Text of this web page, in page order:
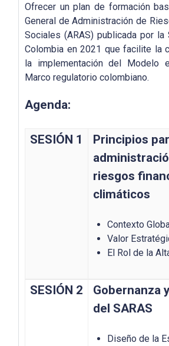
Ofrecer un plan de formación
General de Administración de
Sociales (ARAS) publicada por la
Colombia en 2021 que facilite la
la implementación del Modelo
Marco regulatorio colombiano.
Agenda:
SESIÓN 1
Principios
riesgos
climáticos
Contexto
Valor
El Rol de la
SESIÓN 2
Gobernanza
del SARAS
Diseño de la